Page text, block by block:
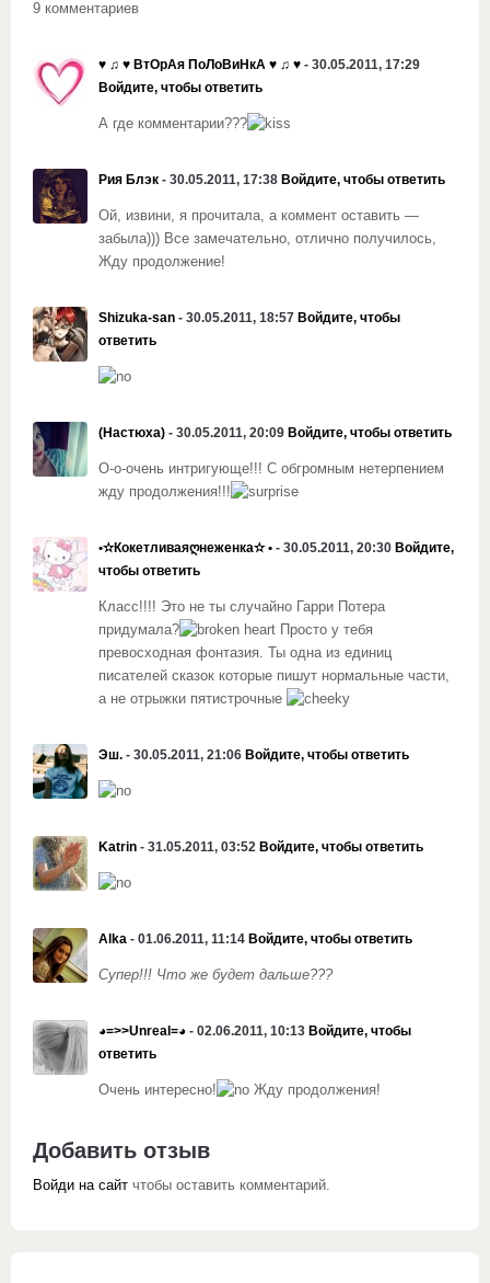
9 комментариев
♥ ♫ ♥ ВтОрАя ПоЛоВиНкА ♥ ♫ ♥ - 30.05.2011, 17:29
Войдите, чтобы ответить
А где комментарии???
Рия Блэк - 30.05.2011, 17:38 Войдите, чтобы ответить
Ой, извини, я прочитала, а коммент оставить —
забыла))) Все замечательно, отлично получилось,
Жду продолжение!
Shizuka-san - 30.05.2011, 18:57 Войдите, чтобы
ответить
(Настюха) - 30.05.2011, 20:09 Войдите, чтобы ответить
О-о-очень интригующе!!! С обгромным нетерпением
жду продолжения!!!
•✫Кокетливаяღнеженка✫ • - 30.05.2011, 20:30 Войдите,
чтобы ответить
Класс!!!! Это не ты случайно Гарри Потера
придумала?
Просто у тебя
превосходная фонтазия. Ты одна из единиц
писателей сказок которые пишут нормальные части,
а не отрыжки пятистрочные
Эш. - 30.05.2011, 21:06 Войдите, чтобы ответить
Katrin - 31.05.2011, 03:52 Войдите, чтобы ответить
Alka - 01.06.2011, 11:14 Войдите, чтобы ответить
Супер!!! Что же будет дальше???
◕=>>Unreal=◕ - 02.06.2011, 10:13 Войдите, чтобы
ответить
Очень интересно! Жду продолжения!
Добавить отзыв
Войди на сайт чтобы оставить комментарий.